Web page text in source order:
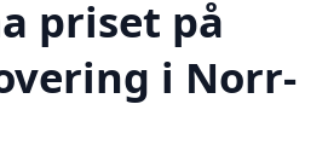
priset på
i Norr-